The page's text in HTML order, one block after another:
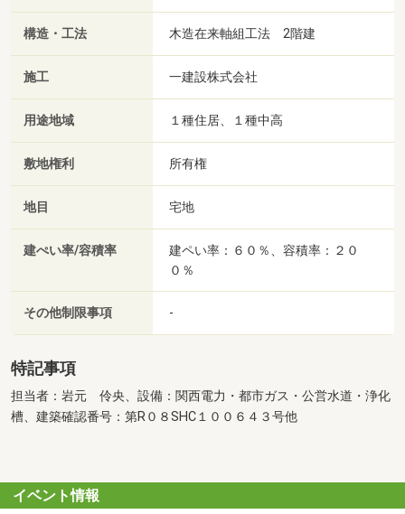
構造・工法 木造在来軸組工法 2階建
施工 一建設株式会社
用途地域 １種住居、１種中高
敷地権利 所有権
地目 宅地
建ぺい率/容積率
建ペい率：６０％、容積率：２０
０％
その他制限事項 -
特記事項
担当者：岩元 伶央、設備：関西電力・都市ガス・公営水道・浄化
槽、建築確認番号：第R０８SHC１００６４３号他
イベント情報